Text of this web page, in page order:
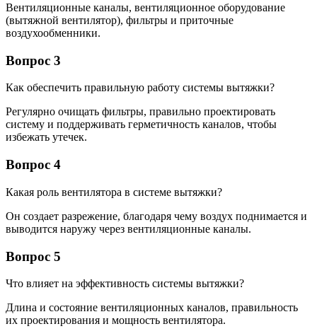
Вентиляционные каналы, вентиляционное оборудование
(вытяжной вентилятор), фильтры и приточные
воздухообменники.
Вопрос 3
Как обеспечить правильную работу системы вытяжки?
Регулярно очищать фильтры, правильно проектировать
систему и поддерживать герметичность каналов, чтобы
избежать утечек.
Вопрос 4
Какая роль вентилятора в системе вытяжки?
Он создает разрежение, благодаря чему воздух поднимается и
выводится наружу через вентиляционные каналы.
Вопрос 5
Что влияет на эффективность системы вытяжки?
Длина и состояние вентиляционных каналов, правильность
их проектирования и мощность вентилятора.